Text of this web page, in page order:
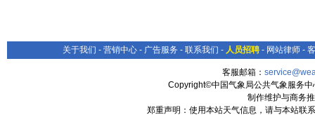
关于我们 - 营销中心 - 广告服务 - 联系我们 - 人员招聘 - 网站律师 -
客服邮箱：
Copyright©中国气象局公共气象服务
制作维护与商务
郑重声明：使用本站天气信息，请与本站联